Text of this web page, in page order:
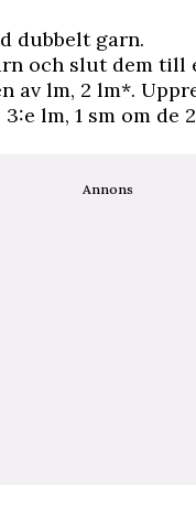
dubbelt garn.
och slut dem till
av lm, 2 lm*.
3:e lm, 1 sm om de
Annons